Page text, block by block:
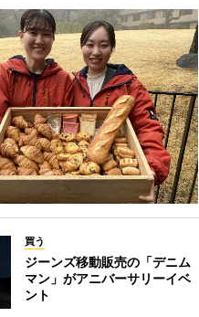
買う
ジーンズ移動販売の「デニム
マン」がアニバーサリーイベ
ント